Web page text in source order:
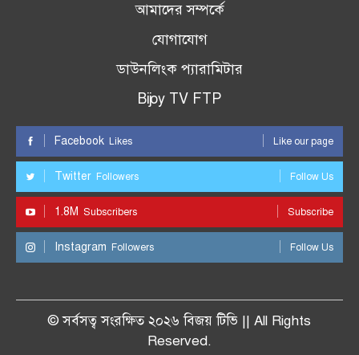
আমাদের সম্পর্কে
যোগাযোগ
ডাউনলিংক প্যারামিটার
Bijoy TV FTP
Facebook Likes Like our page
Twitter Followers Follow Us
1.8M Subscribers Subscribe
Instagram Followers Follow Us
© সর্বসত্ব সংরক্ষিত ২০২৬ বিজয় টিভি || All Rights
Reserved.